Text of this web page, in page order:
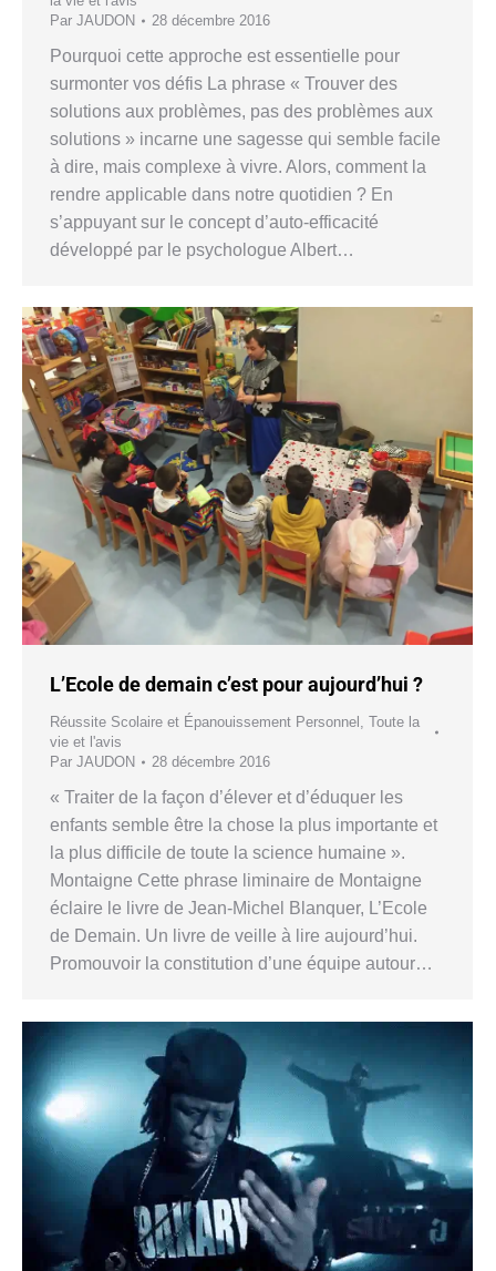
Par JAUDON 28 décembre 2016
Pourquoi cette approche est essentielle pour
surmonter vos défis La phrase « Trouver des
solutions aux problèmes, pas des problèmes aux
solutions » incarne une sagesse qui semble facile
à dire, mais complexe à vivre. Alors, comment la
rendre applicable dans notre quotidien ? En
s’appuyant sur le concept d’auto-efficacité
développé par le psychologue Albert…
L’Ecole de demain c’est pour aujourd’hui ?
Réussite Scolaire et Épanouissement Personnel Toute la
vie et l'avis
Par JAUDON 28 décembre 2016
« Traiter de la façon d’élever et d’éduquer les
enfants semble être la chose la plus importante et
la plus difficile de toute la science humaine ».
Montaigne Cette phrase liminaire de Montaigne
éclaire le livre de Jean-Michel Blanquer, L’Ecole
de Demain. Un livre de veille à lire aujourd’hui.
Promouvoir la constitution d’une équipe autour…